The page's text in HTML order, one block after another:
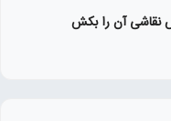
نقاشی آن را بکش